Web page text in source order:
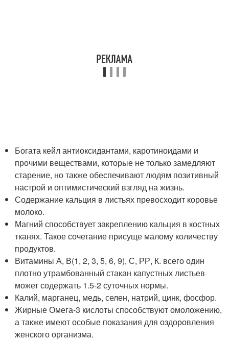
Богата кейл антиоксидантами, каротиноидами и
прочими веществами, которые не только замедляют
старение, но также обеспечивают людям позитивный
настрой и оптимистический взгляд на жизнь.
Содержание кальция в листьях превосходит коровье
молоко.
Магний способствует закреплению кальция в костных
тканях. Такое сочетание присуще малому количеству
продуктов.
Витамины А, В(1, 2, 3, 5, 6, 9), С, РР, К. всего один
плотно утрамбованный стакан капустных листьев
может содержать 1.5-2 суточных нормы.
Калий, марганец, медь, селен, натрий, цинк, фосфор.
Жирные Омега-3 кислоты способствуют омоложению,
а также имеют особые показания для оздоровления
женского организма.